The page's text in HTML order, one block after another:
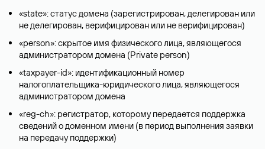
«state»: статус домена (зарегистрирован, делегирован или
не делегирован, верифицирован или не верифицирован)
«person»: скрытое имя физического лица, являющегося
администратором домена (Privatе person)
«taxpayer-id»: идентификационный номер
налогоплательщика-юридического лица, являющегося
администратором домена
«reg-ch»: регистратор, которому передается поддержка
сведений о доменном имени (в период выполнения заявки
на передачу поддержки)